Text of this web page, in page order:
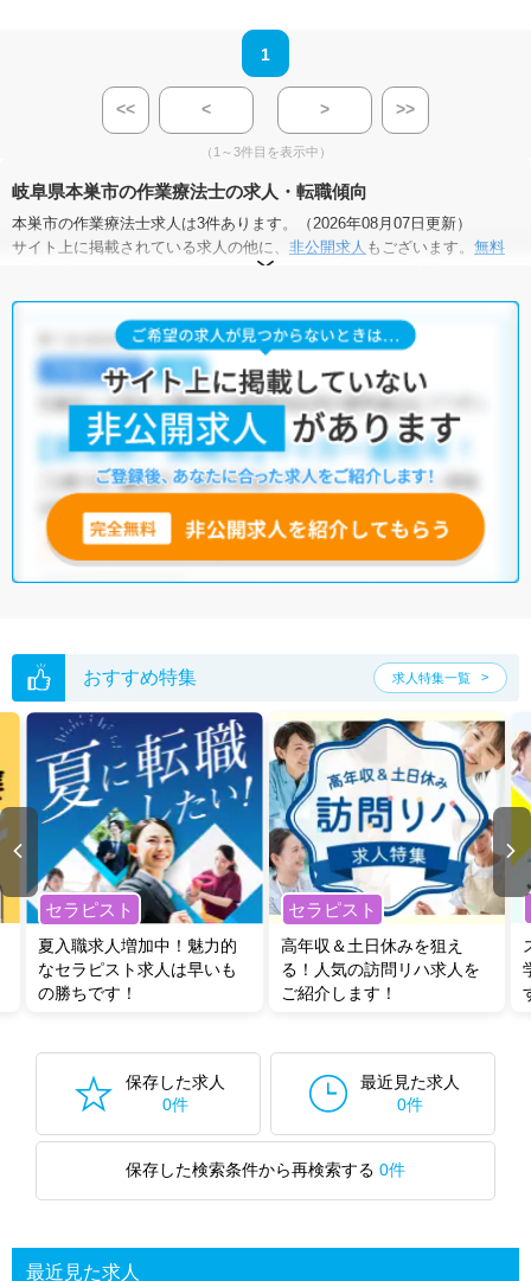
1
<< < > >>
（1～3件目を表示中）
岐阜県本巣市の作業療法士の求人・転職傾向
本巣市の作業療法士求人は3件あります。（2026年08月07日更新）
サイト上に掲載されている求人の他に、 非公開求人 もございます。 無料
にお申し込みいただくと、全求人からご希望条件に合
本巣市の作業療法士求人では以下のような条件が人気です。
土日祝休・積極採用中・ 残業少なめ 正社員(正職員)
祉施設・訪問リハビリ(在宅医療)
他の条件でも人気の求人がございますので、「こだわり条件」から検索
いただくか、お気軽にお問い合わせください。
全国の作業療法士求人から検索いただくことも可能です。
無料転職支援サービス
にお申し込みいただくと、ご希望条件をヒアリン
グした上で求人をご提案いたします。
ご希望条件がまだ定まっていない方は人気の希望条件をピックアップし
い。
おすすめ特集 求人特集一覧
セラピスト
夏入職求人増加中！魅力的
なセラピスト求人は早いも
の勝ちです！
セラピスト
高年収＆土日休みを狙え
る！人気の訪問リハ求人を
ご紹介します！
保存した求人
0件
最近見た求人
0件
保存した検索条件から再検索する 0件
最近見た求人